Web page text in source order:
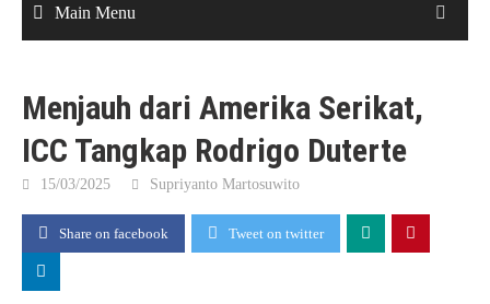
Main Menu
Menjauh dari Amerika Serikat,
ICC Tangkap Rodrigo Duterte
15/03/2025 Supriyanto Martosuwito
Share on facebook Tweet on twitter